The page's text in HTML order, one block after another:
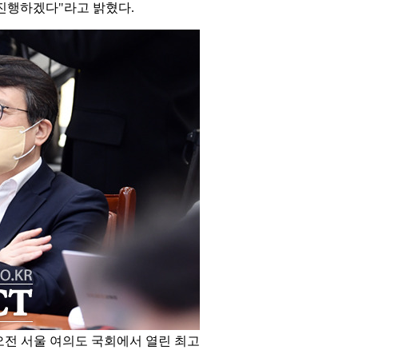
행하겠다"라고 밝혔다.
서울 여의도 국회에서 열린 최고